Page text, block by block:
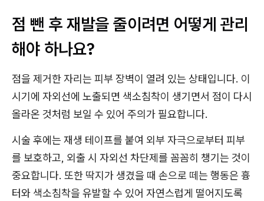
점 뺀 후 재발을 줄이려면 어떻게 관리
해야 하나요?
점을 제거한 자리는 피부 장벽이 열려 있는 상태입니다. 이
시기에 자외선에 노출되면 색소침착이 생기면서 점이 다시
올라온 것처럼 보일 수 있어 주의가 필요합니다.
시술 후에는 재생 테이프를 붙여 외부 자극으로부터 피부
를 보호하고, 외출 시 자외선 차단제를 꼼꼼히 챙기는 것이
중요합니다. 또한 딱지가 생겼을 때 손으로 떼는 행동은 흉
터와 색소침착을 유발할 수 있어 자연스럽게 떨어지도록